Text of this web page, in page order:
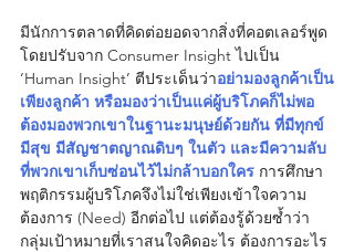
มีนักการตลาดที่คิดต่อยอดจากสิ่งที่คอตเลอร์พูด
โดยปรับจาก Consumer Insight ไปเป็น
‘Human Insight’ ตีประเด็นว่าอย่ามองลูกค้าเป็น
เพียงลูกค้า หรือมองว่าเป็นแค่ผู้บริโภคก็ไม่พอ
ต้องมองพวกเขาในฐานะมนุษย์ด้วยกัน ที่มีทุกข์
มีสุข มีสัญชาตญาณดิบๆ ในตัว และมีความลับ
ที่พวกเขาเก็บซ่อนไว้ไม่กล้าบอกใคร การศึกษา
พฤติกรรมผู้บริโภคจึงไม่ใช่เพียงเข้าใจความ
ต้องการ (Need) อีกต่อไป แต่ต้องรู้ด้วยซ้ำว่า
กลุ่มเป้าหมายที่เราสนใจคิดอะไร ต้องการอะไร